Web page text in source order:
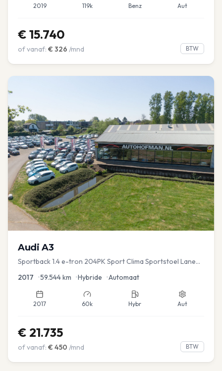
2019 119k Benz Aut
€ 15.740
of vanaf: € 326 /mnd BTW
Audi A3
Sportback 1.4 e-tron 204PK Sport Clima Sportstoel Lane
2017 •59.544km •Hybride •Automaat
2017 60k Hybr Aut
€ 21.735
of vanaf: € 450 /mnd BTW